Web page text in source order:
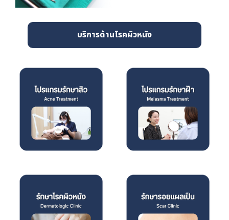
บริการด้านโรคผิวหนัง